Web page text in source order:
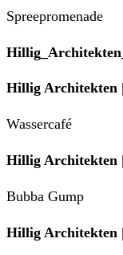
Spreepromenade
Hillig Architekten
Wassercafé
Hillig Architekten
Bubba Gump
Hillig Architekten